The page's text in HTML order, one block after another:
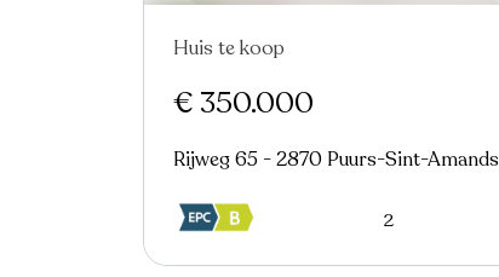
Nieuw
Huis te koop
€ 350.000
Rijweg 65 - 2870 Puurs-Sint-Amands
2